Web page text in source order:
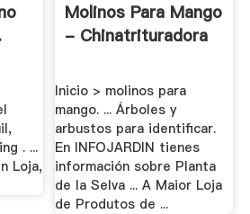
. ...
Loja,
Molinos Para Mango
- Chinatrituradora
Inicio > molinos para
mango. ... Árboles y
arbustos para identificar.
En INFOJARDIN tienes
información sobre Planta
de la Selva ... A Maior Loja
de Produtos de ...